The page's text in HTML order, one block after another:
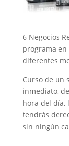
6 Negocios
programa
diferentes
Curso de un
inmediato,
hora del día,
tendrás
sin ningún